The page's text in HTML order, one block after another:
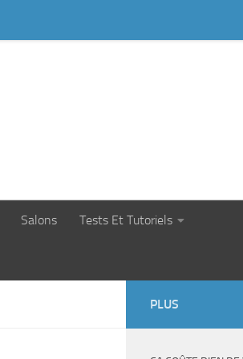
Salons Tests Et Tutoriels
PLUS